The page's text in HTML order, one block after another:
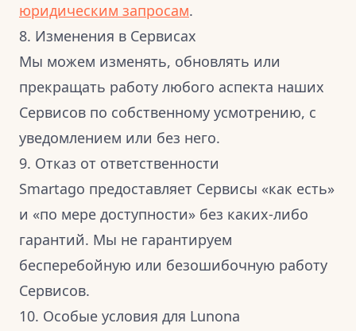
юридическим запросам.
8. Изменения в Сервисах
Мы можем изменять, обновлять или
прекращать работу любого аспекта наших
Сервисов по собственному усмотрению, с
уведомлением или без него.
9. Отказ от ответственности
Smartago предоставляет Сервисы «как есть»
и «по мере доступности» без каких-либо
гарантий. Мы не гарантируем
бесперебойную или безошибочную работу
Сервисов.
10. Особые условия для Lunona